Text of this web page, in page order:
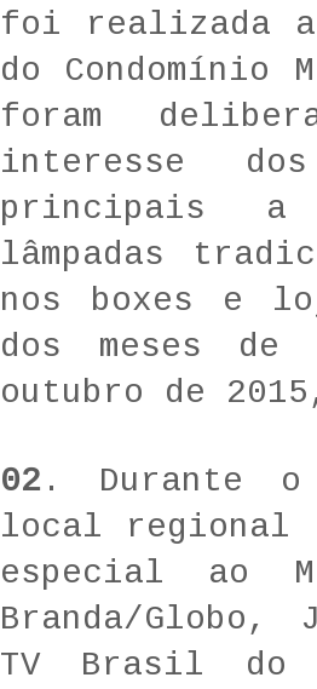
foi realizada a
do Condomínio
foram
interesse
principais
lâmpadas
nos boxes e
dos meses
outubro de
02 . Durante o
local regional
especial ao
Branda/Globo,
TV Brasil do